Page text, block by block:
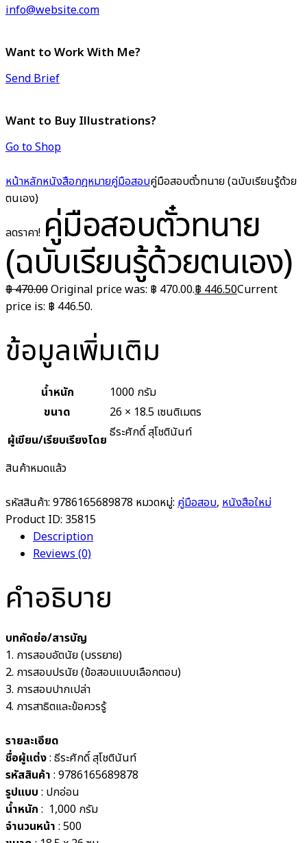
info@website.com
Want to Work With Me?
Send Brief
Want to Buy Illustrations?
Go to Shop
หน้าหลักหนังสือกฎหมายคู่มือสอบคู่มือสอบตั๋วทนาย (ฉบับเรียนรู้ด้วย
ตนเอง)
ลดราคา! คู่มือสอบตั๋วทนาย
(ฉบับเรียนรู้ด้วยตนเอง)
฿470.00Original price was: ฿ 470.00.฿ 446.50Current
price is: ฿ 446.50.
ข้อมูลเพิ่มเติม
น้ำหนัก
1000 กรัม
ขนาด
26 × 18.5 เซนติเมตร
ผู้เขียน/เรียบเรียงโดย ธีระศักดิ์ สุโชตินันท์
สินค้าหมดแล้ว
รหัสสินค้า: 9786165689878 หมวดหมู่: คู่มือสอบ, หนังสือใหม่
Product ID: 35815
Description
Reviews (0)
คำอธิบาย
บทคัดย่อ/สารบัญ
1. การสอบอัตนัย (บรรยาย)
2. การสอบปรนัย (ข้อสอบแบบเลือกตอบ)
3. การสอบปากเปล่า
4. การสาธิตและข้อควรรู้
รายละเอียด
ชื่อผู้แต่ง: ธีระศักดิ์ สุโชตินันท์
รหัสสินค้า : 9786165689878
รูปแบบ : ปกอ่อน
น้ำหนัก : 1,000 กรัม
จำนวนหน้า : 500